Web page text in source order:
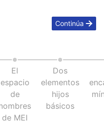
Continúa
El
espacio
de
de MEI
Dos
elementos
hijos
básicos